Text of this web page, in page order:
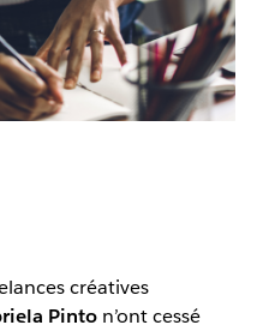
créatives
Pinton’ont cessé